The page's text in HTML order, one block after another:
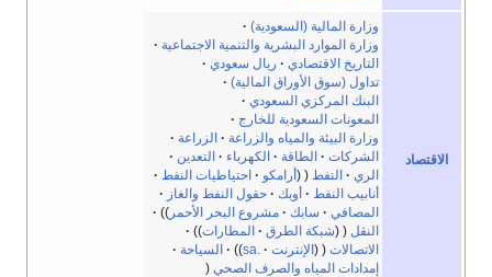
الاقتصاد
وزارة المالية (السعودية)
وزارة الموارد البشرية والتنمية الاجتماعية
التاريخ الاقتصادي
ريال سعودي
تداول (سوق الأوراق المالية)
البنك المركزي السعودي
المعونات السعودية للخارج
وزارة البيئة والمياه والزراعة
الزراعة
الشركات
الطاقة الكهرباء
التعدين
الري
النفط أرامكو
احتياطيات النفط
أنابيب النفط
أوبك
حقول النفط والغاز
المصافي
سابك
مشروع البحر الأحمر
النقل
شبكة الطرق
المطارات
الاتصالات
الإنترنت .sa
السياحة
إمدادات المياه والصرف الصحي